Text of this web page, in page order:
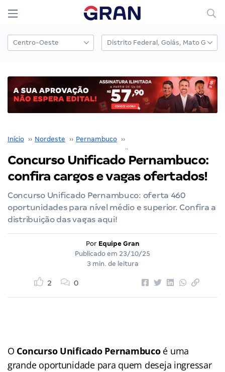
Início ›› Nordeste ›› Pernambuco ››
Concurso Unificado Pernambuco:
confira cargos e vagas ofertados!
Concurso Unificado Pernambuco: oferta 460
oportunidades para nível médio e superior. Confira a
distribuição das vagas aqui!
Por Equipe Gran
Publicado em 23/10/25
3 min. de leitura
2 0
O Concurso Unificado Pernambucoé uma
grande oportunidade para quem deseja ingressar